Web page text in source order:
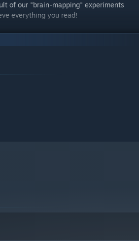
of our "brain-mapping" experiments
everything you read!
infiltrating gameplay, keep in mind
the games files in order to REDACTED